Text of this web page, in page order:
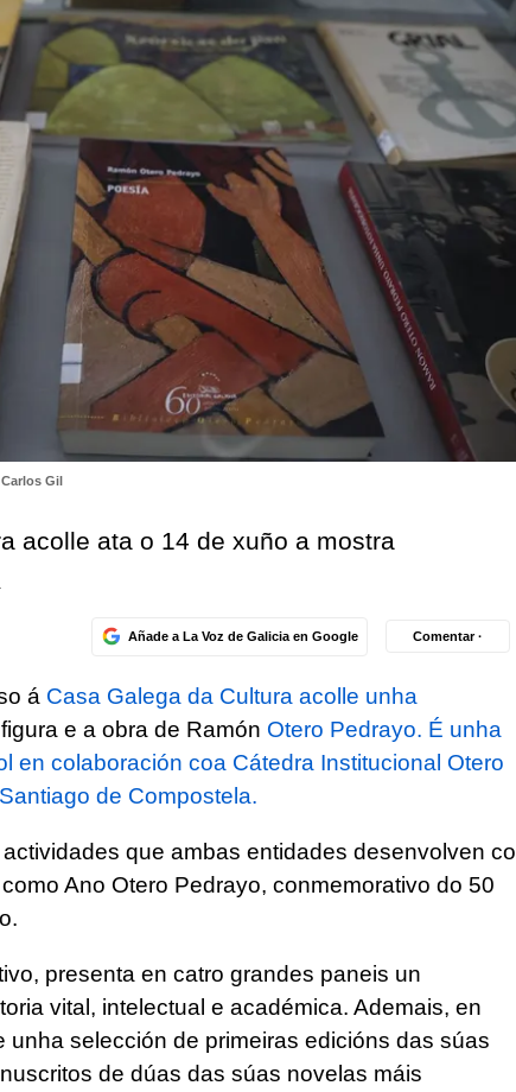
Gil
acolle ata o 14 de xuño a mostra
Añade a La Voz de Galicia en Google Comentar ·
á Casa Galega da Cultura acolle unha
e a obra de Ramón Otero Pedrayo. É unha
en colaboración coa Cátedra Institucional Otero
de Compostela.
que ambas entidades desenvolven co
Ano Otero Pedrayo, conmemorativo do 50
presenta en catro grandes paneis un
vital, intelectual e académica. Ademais, en
unha selección de primeiras edicións das súas
de dúas das súas novelas máis